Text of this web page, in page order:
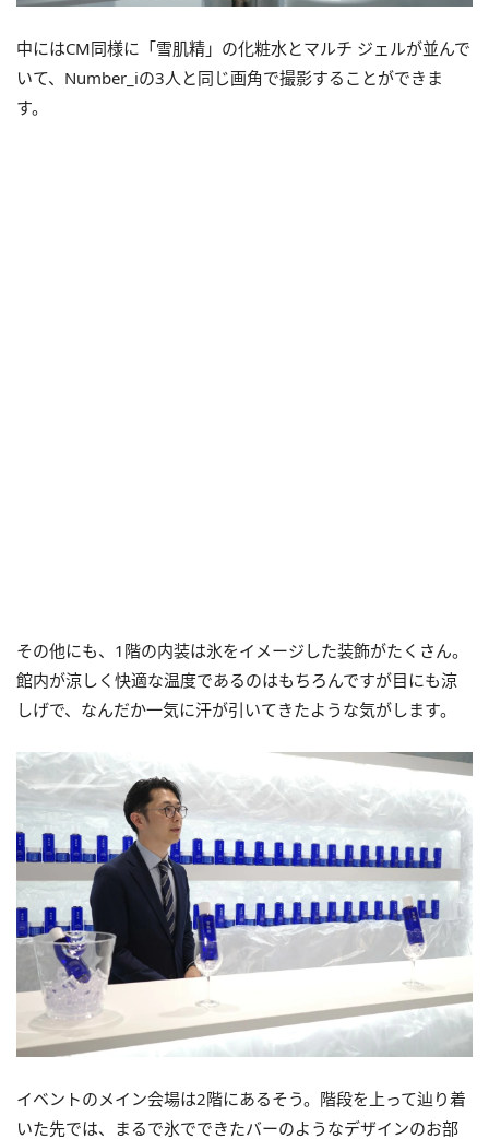
中にはCM同様に「雪肌精」の化粧水とマルチ ジェルが並んで
いて、Number_iの3人と同じ画角で撮影することができま
す。
その他にも、1階の内装は氷をイメージした装飾がたくさん。
館内が涼しく快適な温度であるのはもちろんですが目にも涼
しげで、なんだか一気に汗が引いてきたような気がします。
イベントのメイン会場は2階にあるそう。階段を上って辿り着
いた先では、まるで氷でできたバーのようなデザインのお部